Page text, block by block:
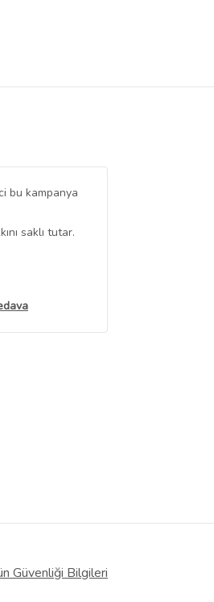
bu kampanya
saklı tutar.
Güvenliği Bilgileri